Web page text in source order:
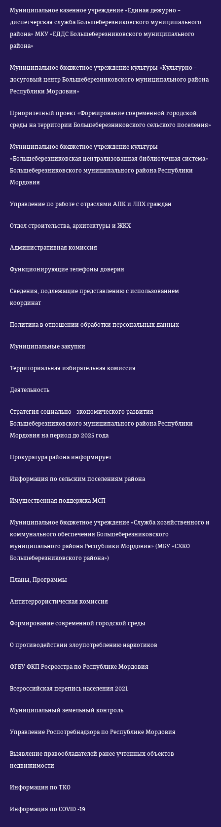
Муниципальное казенное учреждение «Единая дежурно –
диспетчерская служба Большеберезниковского муниципального
района» МКУ «ЕДДС Большеберезниковского муниципального
района»
Муниципальное бюджетное учреждение культуры «Культурно –
досуговый центр Большеберезниковского муниципального района
Республики Мордовия»
Приоритетный проект «Формирование современной городской
среды на территории Большеберезниковского сельского поселения»
Муниципальное бюджетное учреждение культуры
«Большеберезниковская централизованная библиотечная система»
Большеберезниковского муниципального района Республики
Мордовия
Управление по работе с отраслями АПК и ЛПХ граждан
Отдел строительства, архитектуры и ЖКХ
Административная комиссия
Функционирующие телефоны доверия
Сведения, подлежащие представлению с использованием
координат
Политика в отношении обработки персональных данных
Муниципальные закупки
Территориальная избирательная комиссия
Деятельность
Стратегия социально - экономического развития
Большеберезниковского муниципального района Республики
Мордовия на период до 2025 года
Прокуратура района информирует
Информация по сельским поселениям района
Имущественная поддержка МСП
Муниципальное бюджетное учреждение «Служба хозяйственного и
коммунального обеспечения Большеберезниковского
муниципального района Республики Мордовия» (МБУ «СХКО
Большеберезниковского района»)
Планы, Программы
Антитеррористическая комиссия
Формирование современной городской среды
О противодействии злоупотреблению наркотиков
ФГБУ ФКП Росреестра по Республике Мордовия
Всероссийская перепись населения 2021
Муниципальный земельный контроль
Управление Роспотребнадзора по Республике Мордовия
Выявление правообладателей ранее учтенных объектов
недвижимости
Информация по ТКО
Информация по COVID -19